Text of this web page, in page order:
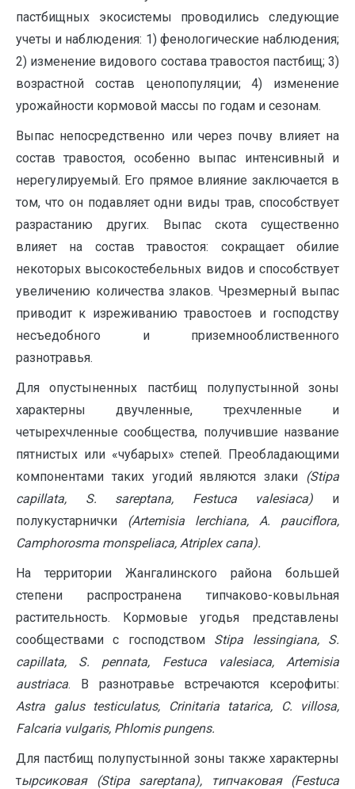
пастбищных экосистемы проводились следующие
учеты и наблюдения: 1) фенологические наблюдения;
2) изменение видового состава травостоя пастбищ; 3)
возрастной состав ценопопуляции; 4) изменение
урожайности кормовой массы по годам и сезонам.
Выпас непосредственно или через почву влияет на
состав травостоя, особенно выпас интенсивный и
нерегулируемый. Его прямое влияние заключается в
том, что он подавляет одни виды трав, способствует
разрастанию других. Выпас скота существенно
влияет на состав травостоя: сокращает обилие
некоторых высокостебельных видов и способствует
увеличению количества злаков. Чрезмерный выпас
приводит к изреживанию травостоев и господству
несъедобного и приземнооблиственного
разнотравья.
Для опустыненных пастбищ полупустынной зоны
характерны двучленные, трехчленные и
четырехчленные сообщества, получившие название
пятнистых или «чубарых» степей. Преобладающими
компонентами таких угодий являются злаки (Stipa
capillata, S. sareptana, Festuca valesiaca) и
полукустарнички (Artemisia lerchiana, A. pauciflora,
Camphorosma monspeliaca, Atriplex сапа).
На территории Жангалинского района большей
степени распространена типчаково-ковыльная
растительность. Кормовые угодья представлены
сообществами с господством Stipa lessingiana, S.
capillata, S. pennata, Festuca valesiaca, Artemisia
austriaca. В разнотравье встречаются ксерофиты:
Astra galus testiculatus, Crinitaria tatarica, С. villosa,
Falcaria vulgaris, Phlomis pungens.
Для пастбищ полупустынной зоны также характерны
тырсиковая (Stipa sareptana), типчаковая (Festuca